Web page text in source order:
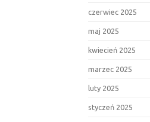
czerwiec 2025
maj 2025
kwiecień 2025
marzec 2025
luty 2025
styczeń 2025